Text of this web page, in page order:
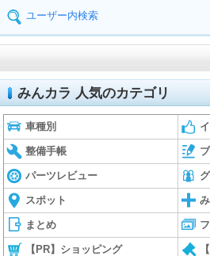
ユーザー内検索
みんカラ 人気のカテゴリ
車種別
整備手帳
パーツレビュー
スポット
まとめ
【PR】ショッピング